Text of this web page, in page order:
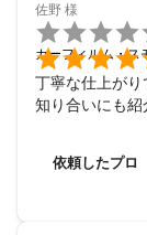
佐野 様
カーフィルム・ス
丁寧な仕上がり
知り合いにも
依頼したプロ